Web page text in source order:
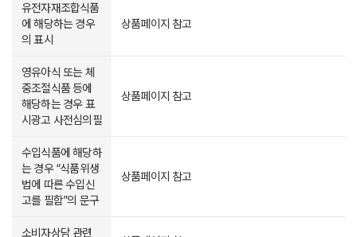
유전자재조합식품
에 해당하는 경우
의 표시
상품페이지 참고
영유아식 또는 체
중조절식품 등에
해당하는 경우 표
시광고 사전심의필
상품페이지 참고
수입식품에 해당하
는 경우 “식품위생
법에 따른 수입신
고를 필함”의 문구
상품페이지 참고
소비자상담 관련